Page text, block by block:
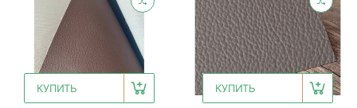
КУПИТЬ КУПИТЬ